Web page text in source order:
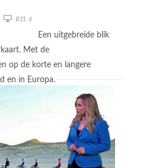
RTL 4
Een uitgebreide blik
Met de
op de korte en langere
en in Europa.